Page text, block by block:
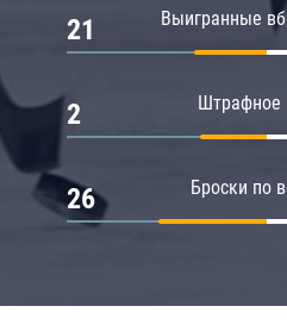
Выигранные
21
Штрафное
2
Броски по
26